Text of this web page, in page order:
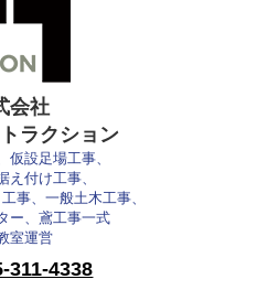
会社
ラクション
仮設足場工事、
え付け工事、
事、一般土木工事、
ー、鳶工事一式
室運営
311-4338